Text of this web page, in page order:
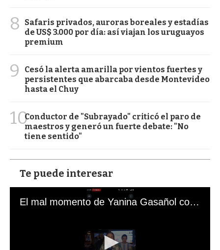
8
Safaris privados, auroras boreales y estadías
de US$ 3.000 por día: así viajan los uruguayos
premium
9
Cesó la alerta amarilla por vientos fuertes y
persistentes que abarcaba desde Montevideo
hasta el Chuy
10Conductor de "Subrayado" criticó el paro de
maestros y generó un fuerte debate: "No
tiene sentido"
Te puede interesar
El mal momento de Yanina Gasañol con un hincha argentino en "Subrayado"